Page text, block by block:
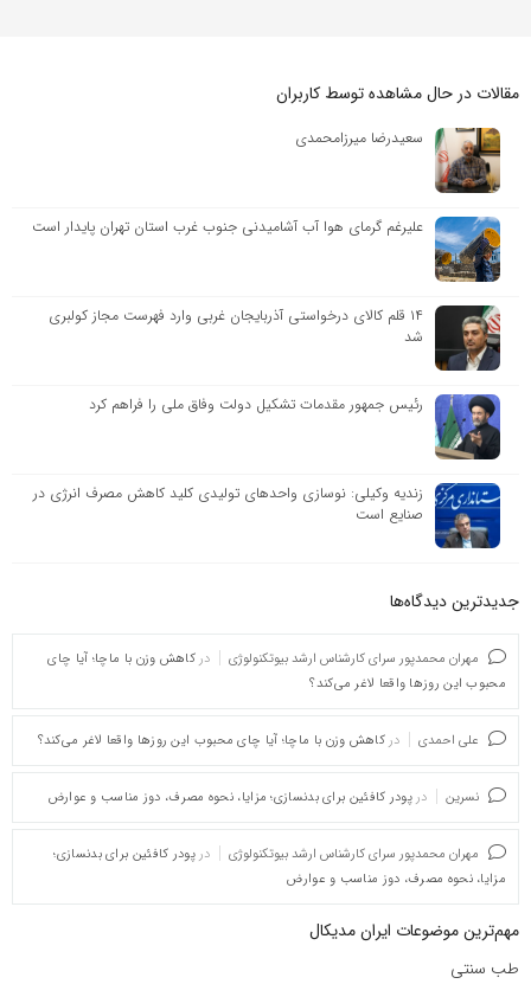
مقالات در حال مشاهده توسط کاربران
سعیدرضا میرزامحمدی
علیرغم گرمای هوا آب آشامیدنی جنوب غرب استان تهران پایدار است
۱۴ قلم کالای درخواستی آذربایجان ‌غربی وارد فهرست مجاز کولبری
شد
رئیس جمهور مقدمات تشکیل دولت وفاق ملی را فراهم کرد
زندیه وکیلی: نوسازی واحدهای تولیدی کلید کاهش مصرف انرژی در
صنایع است
جدیدترین دیدگاه‌‌ها
مهران محمدپور سرای کارشناس ارشد بیوتکنولوژی در کاهش وزن با ماچا؛ آیا چای
محبوب این روزها واقعا لاغر می‌کند؟
علی احمدی در کاهش وزن با ماچا؛ آیا چای محبوب این روزها واقعا لاغر می‌کند؟
نسرین در پودر کافئین برای بدنسازی؛ مزایا، نحوه مصرف، دوز مناسب و عوارض
مهران محمدپور سرای کارشناس ارشد بیوتکنولوژی در پودر کافئین برای بدنسازی؛
مزایا، نحوه مصرف، دوز مناسب و عوارض
مهم‌ترین موضوعات ایران مدیکال
طب سنتی